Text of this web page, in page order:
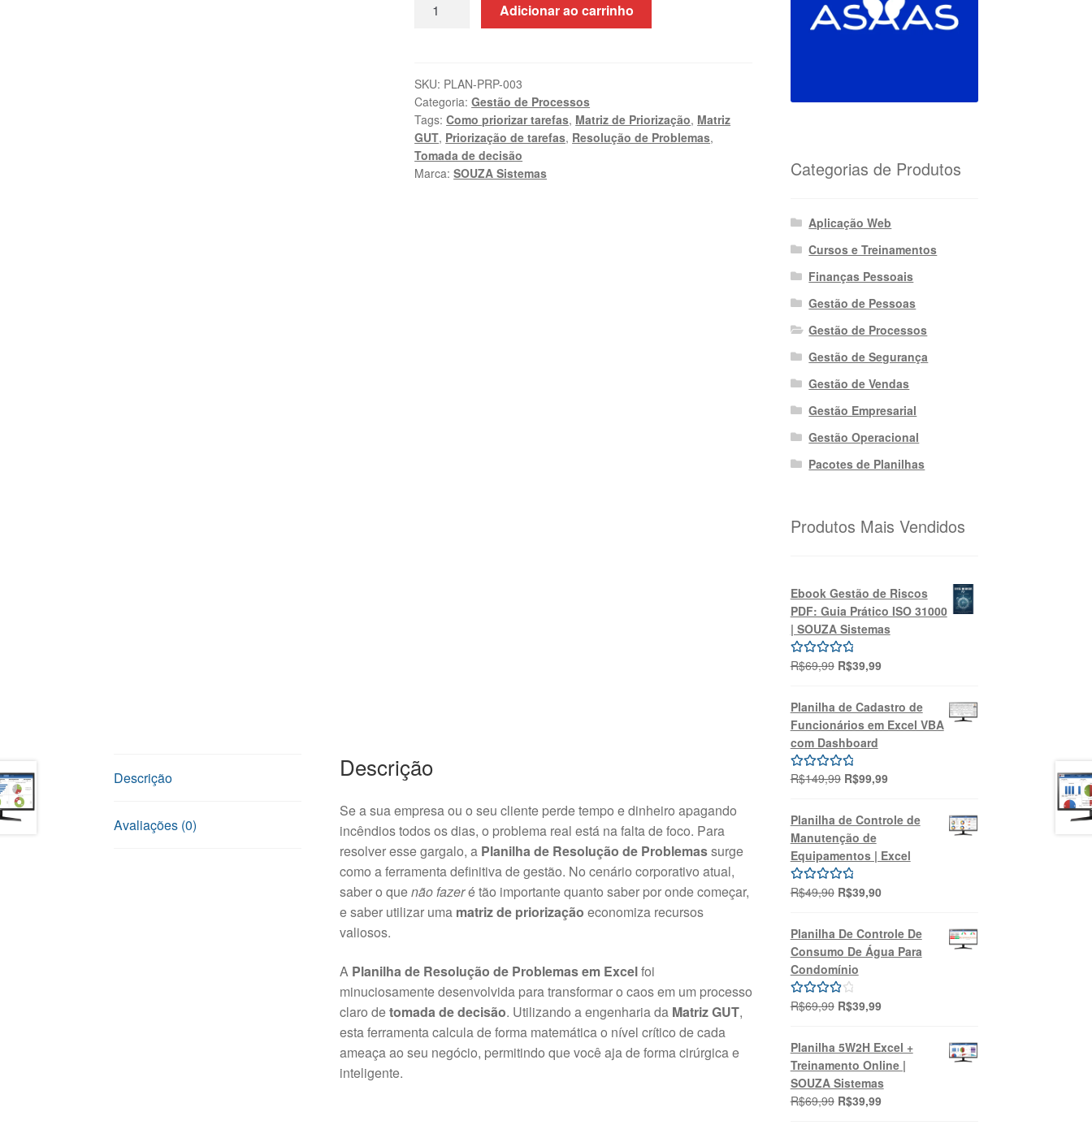
Problemas
Excel
|
SOUZA
Sistemas
quantidade
Adicionar ao carrinho
SKU: PLAN-PRP-003
Categoria:Gestão de Processos
Tags:Como priorizar tarefas, Matriz de Priorização, Matriz
GUT, Priorização de tarefas, Resolução de Problemas,
Tomada de decisão
Marca:SOUZA Sistemas
Descrição
Avaliações (0)
Descrição
Se a sua empresa ou o seu cliente perde tempo e dinheiro apagando
incêndios todos os dias, o problema real está na falta de foco. Para
resolver esse gargalo, a Planilha de Resolução de Problemassurge
como a ferramenta definitiva de gestão. No cenário corporativo atual,
saber o quenão fazeré tão importante quanto saber por onde começar,
e saber utilizar uma matriz de priorização economiza recursos
valiosos.
A Planilha de Resolução de Problemas em Excelfoi
minuciosamente desenvolvida para transformar o caos em um processo
claro detomada de decisão. Utilizando a engenharia da Matriz GUT,
esta ferramenta calcula de forma matemática o nível crítico de cada
ameaça ao seu negócio, permitindo que você aja de forma cirúrgica e
inteligente.
Categorias de Produtos
Aplicação Web
Cursos e Treinamentos
Finanças Pessoais
Gestão de Pessoas
Gestão de Processos
Gestão de Segurança
Gestão de Vendas
Gestão Empresarial
Gestão Operacional
Pacotes de Planilhas
Produtos Mais Vendidos
Ebook Gestão de Riscos
PDF: Guia Prático ISO 31000
| SOUZA Sistemas
Avaliação
R$69,99 O
original
era:
R$69,99.
R$39,99O
é:
R$39,99.
Planilha de Cadastro de
Funcionários em Excel VBA
com Dashboard
Avaliação
R$149,99 O
original
era:
R$149,99.
R$99,99O
atual
é:
R$99,99.
Planilha de Controle de
Manutenção de
Equipamentos | Excel
Avaliação
R$49,90 O
original
era:
R$49,90.
R$39,90O
atual
é:
R$39,90.
Planilha De Controle De
Consumo De Água Para
Condomínio
Avaliação
R$69,99 O
original
era:
R$69,99.
R$39,99O
atual
é:
R$39,99.
Planilha 5W2H Excel +
Treinamento Online |
SOUZA Sistemas
R$69,99 O
R$39,99O